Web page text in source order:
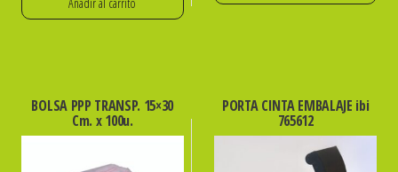
BOLSA PPP TRANSP. 15×30
Cm. x 100u.
PORTA CINTA EMBALAJE ibi
765612